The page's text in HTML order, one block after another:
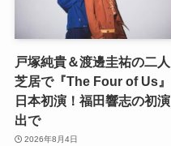
戸塚純貴＆渡邊圭祐の二人
芝居で『The Four of Us』
日本初演！福田響志の初演
出で
2026年8月4日